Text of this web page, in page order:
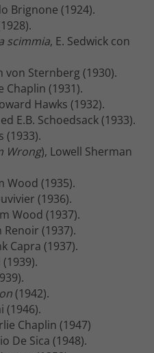
Brignone (1924).
scimmia, E. Sedwick con
von Sternberg (1930).
Chaplin (1931).
Hawks (1932).
E.B. Schoedsack (1933).
(1933).
Wrong), Lowell Sherman
Wood (1935).
(1936).
Wood (1937).
Renoir (1937).
Capra (1937).
(1942).
(1946).
Chaplin (1947)
De Sica (1948).